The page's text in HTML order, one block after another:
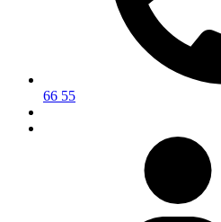
66 55